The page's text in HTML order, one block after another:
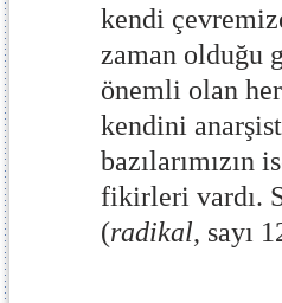
kendi
zaman olduğu
önemli olan
kendini
bazılarımızın
fikirleri vardı.
(radikal, sayı